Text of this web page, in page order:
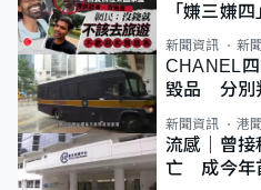
「嫌三嫌
質旅客
新聞資訊 新
CHANEL
毀品 分別
新聞資訊 港聞
流感｜曾接
亡 成今年